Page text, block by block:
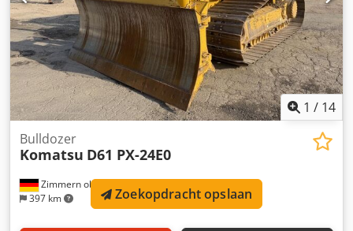
1 / 14
Zimmern ob Rottweil
397 km
Bulldozer
Komatsu D61 PX-24E0
Zoekopdracht opslaan